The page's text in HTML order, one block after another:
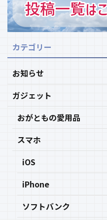
カテゴリー
お知らせ
ガジェット
おがともの愛用品
スマホ
iOS
iPhone
ソフトバンク